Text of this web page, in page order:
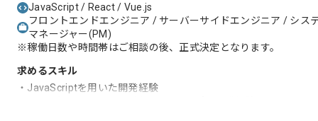
JavaScript / React / Vue.js
フロントエンドエンジニア / サーバーサイドエンジニア / シス
マネージャー(PM)
※稼働日数や時間帯はご相談の後、正式決定となります。
求めるスキル
・JavaScriptを用いた開発経験